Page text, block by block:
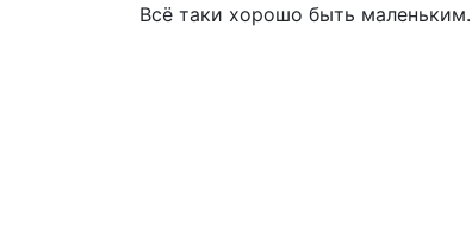
Всё таки хорошо быть маленьким.